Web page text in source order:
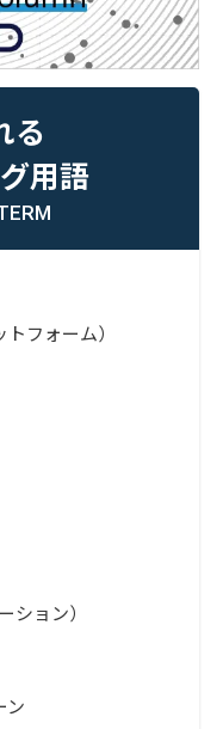
る
用語
フォーム）
ション）
ン